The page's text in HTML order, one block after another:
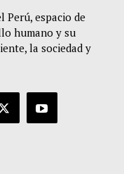
Perú, espacio de
humano y su
la sociedad y